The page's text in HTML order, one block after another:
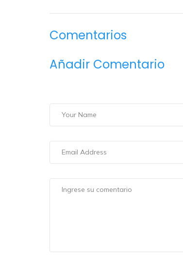
Comentarios
Añadir Comentario